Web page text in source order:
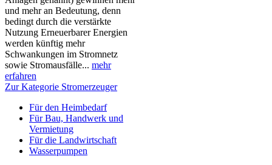
und mehr an Bedeutung, denn
bedingt durch die verstärkte
Nutzung Erneuerbarer Energien
werden künftig mehr
Schwankungen im Stromnetz
sowie Stromausfälle... mehr
erfahren
Zur Kategorie Stromerzeuger
Für den Heimbedarf
Für Bau, Handwerk und
Vermietung
Für die Landwirtschaft
Wasserpumpen